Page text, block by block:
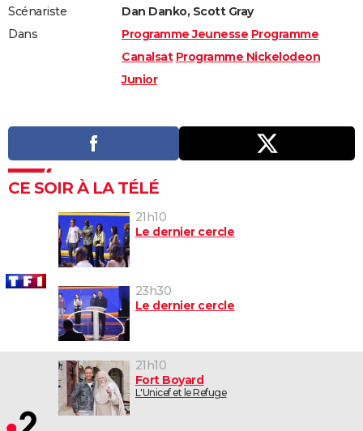
Scénariste
Dan Danko, Scott Gray
Dans
Programme Jeunesse Programme
Canalsat Programme Nickelodeon
Junior
CE SOIR À LA TÉLÉ
21h10
Le dernier cercle
23h30
Le dernier cercle
21h10
Fort Boyard
L'Unicef et le Refuge